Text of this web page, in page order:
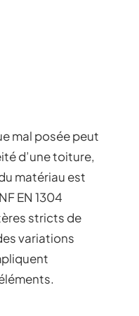
mal posée peut
d’une toiture,
matériau est
EN 1304
stricts de
variations